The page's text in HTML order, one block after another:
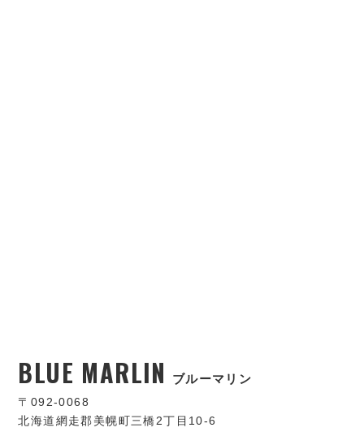
BLUE MARLIN ブルーマリン
〒092-0068
北海道網走郡美幌町三橋2丁目10-6